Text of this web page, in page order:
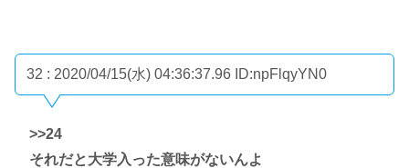
32 : 2020/04/15(水) 04:36:37.96 ID:npFlqyYN0
>>24
それだと大学入った意味がないんよ